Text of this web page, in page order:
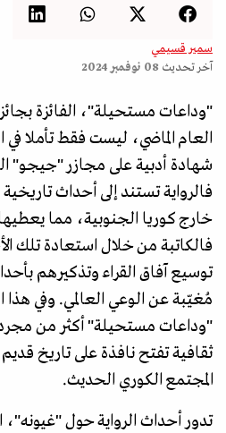
سمير قسيمي
آخر تحديث 08 نوفمبر 2024
"وداعات مستحيلة"، الفائزة
العام الماضي، ليست فقط تأملا
فالرواية تستند إلى أحداث
خارج كوريا الجنوبية، مما
فالكاتبة من خلال استعادة تلك
توسيع آفاق القراء وتذكيرهم
مُغيّبة عن الوعي العالمي. وفي هذا
"وداعات مستحيلة" أكثر من مجرد
ثقافية تفتح نافذة على تاريخ
المجتمع الكوري الحديث.
تدور أحداث الرواية حول "غيونه"،